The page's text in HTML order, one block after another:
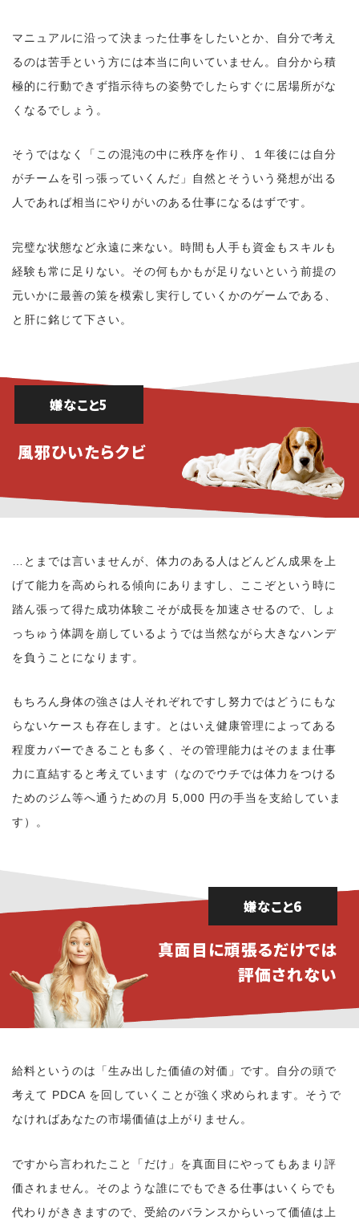
マニュアルに沿って決まった仕事をしたいとか、自分で考え
るのは苦手という方には本当に向いていません。自分から積
極的に行動できず指示待ちの姿勢でしたらすぐに居場所がな
くなるでしょう。
そうではなく「この混沌の中に秩序を作り、１年後には自分
がチームを引っ張っていくんだ」自然とそういう発想が出る
人であれば相当にやりがいのある仕事になるはずです。
完璧な状態など永遠に来ない。時間も人手も資金もスキルも
経験も常に足りない。その何もかもが足りないという前提の
元いかに最善の策を模索し実行していくかのゲームである、
と肝に銘じて下さい。
嫌なこと5
風邪ひいたらクビ
…とまでは言いませんが、体力のある人はどんどん成果を上
げて能力を高められる傾向にありますし、ここぞという時に
踏ん張って得た成功体験こそが成長を加速させるので、しょ
っちゅう体調を崩しているようでは当然ながら大きなハンデ
を負うことになります。
もちろん身体の強さは人それぞれですし努力ではどうにもな
らないケースも存在します。とはいえ健康管理によってある
程度カバーできることも多く、その管理能力はそのまま仕事
力に直結すると考えています（なのでウチでは体力をつける
ためのジム等へ通うための月 5,000 円の手当を支給していま
す）。
嫌なこと6
真面目に頑張るだけでは
評価されない
給料というのは「生み出した価値の対価」です。自分の頭で
考えて PDCA を回していくことが強く求められます。そうで
なければあなたの市場価値は上がりません。
ですから言われたこと「だけ」を真面目にやってもあまり評
価されません。そのような誰にでもできる仕事はいくらでも
代わりがききますので、受給のバランスからいって価値は上